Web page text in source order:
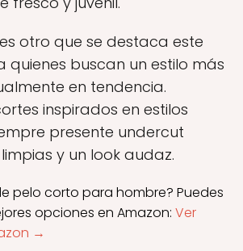
otro que se destaca este
quienes buscan un estilo más
en tendencia.
inspirados en estilos
presente undercut
y un look audaz.
pelo corto para hombre? Puedes
opciones en Amazon: Ver
→